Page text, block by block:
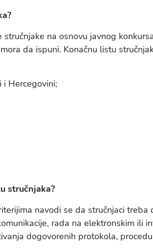
na osnovu javnog
da ispuni. Konačnu listu
Hercegovini;
stručnjaka?
navodi se da stručnjaci
rada na elektronskim ili
dogovorenih protokola,